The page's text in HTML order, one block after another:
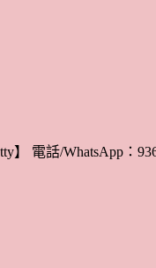
】 電話/WhatsApp：